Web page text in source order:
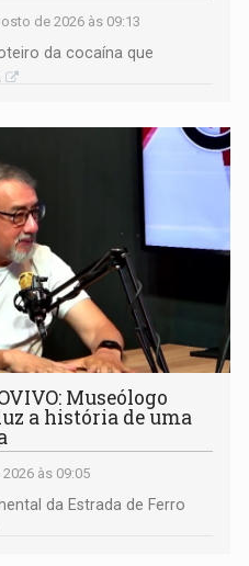
de 2026 às 09:13
da cocaína que
Museólogo
a história de uma
às 09:05
da Estrada de Ferro